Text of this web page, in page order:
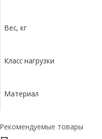
Вес, кг
Класс нагрузки
Материал
Рекомендуемые товары